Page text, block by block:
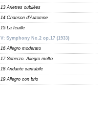
13 Ariettes oubliées
14 Chanson d’Automne
15 La feuille
V: Symphony No.2 op.17 (1933)
16 Allegro moderato
17 Scherzo. Allegro molto
18 Andante cantabile
19 Allegro con brio